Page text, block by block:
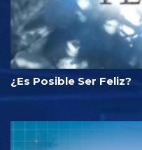
¿Es Posible Ser Feliz?